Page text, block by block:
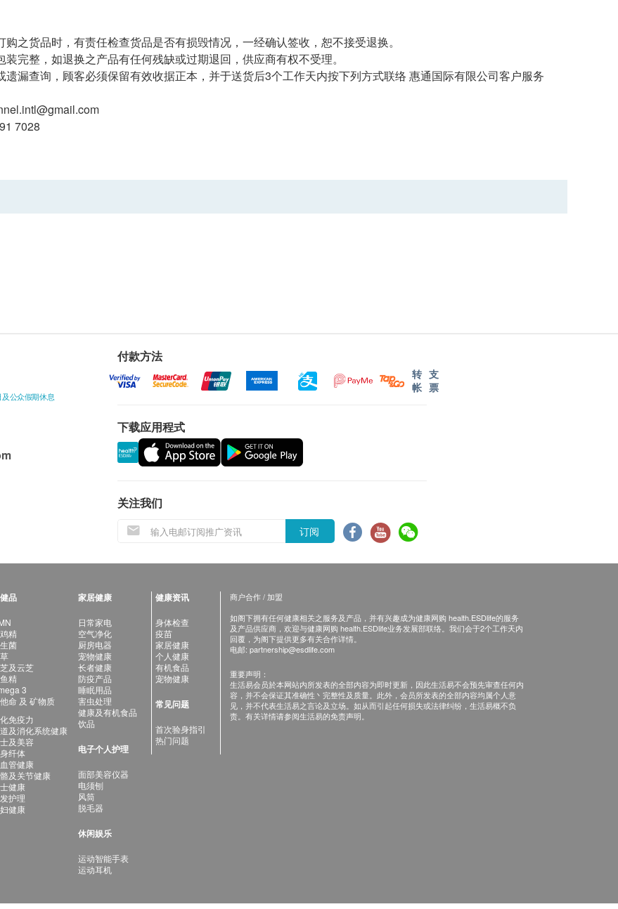
购之货品时，有责任检查货品是否有损毁情况，一经确认签收，恕不接受退换。
装完整，如退换之产品有任何残缺或过期退回，供应商有权不受理。
遗漏查询，顾客必须保留有效收据正本，并于送货后3个工作天内按下列方式联络 惠通国际有限公司客户服务
7028
公众假期休息
付款方法
转
帐
支
票
下载应用程式
关注我们
订阅
品
精
菌
及云芝
精
3
命 及 矿物质
免疫力
及消化系统健康
及美容
纤体
管健康
及关节健康
健康
护理
健康
家居健康
日常家电
空气净化
厨房电器
宠物健康
长者健康
防疫产品
睡眠用品
害虫处理
健康及有机食品
饮品
电子个人护理
面部美容仪器
电须刨
风筒
脱毛器
休闲娱乐
运动智能手表
运动耳机
健康资讯
身体检查
疫苗
家居健康
个人健康
有机食品
宠物健康
常见问题
首次验身指引
热门问题
商户合作 / 加盟
如阁下拥有任何健康相关之服务及产品，并有兴趣成为健康网购 health.ESDlife的服务
及产品供应商，欢迎与健康网购 health.ESDlife业务发展部联络。我们会于2个工作天内
回覆，为阁下提供更多有关合作详情。
电邮: partnership@esdlife.com
重要声明：
生活易会员於本网站内所发表的全部内容为即时更新，因此生活易不会预先审查任何内
容，并不会保证其准确性丶完整性及质量。此外，会员所发表的全部内容均属个人意
见，并不代表生活易之言论及立场。如从而引起任何损失或法律纠纷，生活易概不负
责。有关详情请参阅生活易的免责声明。